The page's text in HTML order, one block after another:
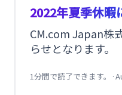
2022年夏季休暇
CM.com Japan株
らせとなります。
1分間で読了できます。 ·